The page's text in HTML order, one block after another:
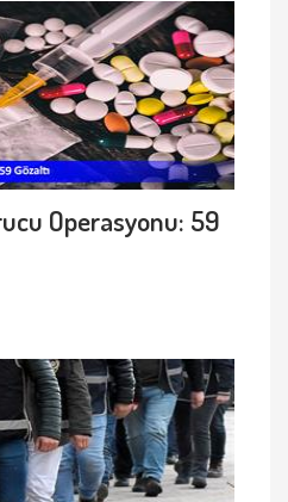
Operasyonu: 59